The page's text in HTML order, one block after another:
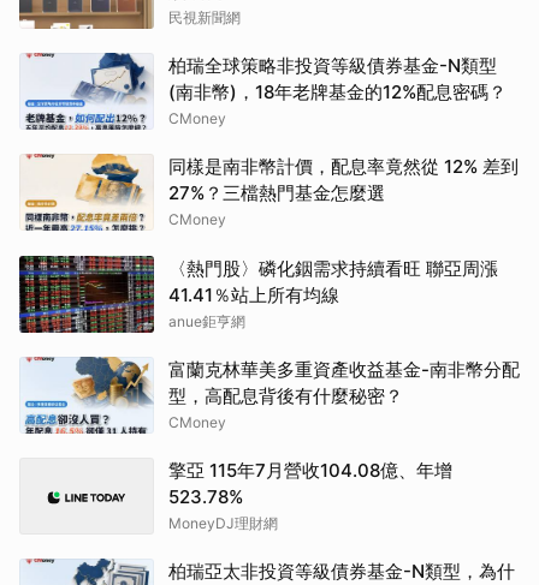
民視新聞網
柏瑞全球策略非投資等級債券基金-N類型
(南非幣)，18年老牌基金的12%配息密碼？
CMoney
同樣是南非幣計價，配息率竟然從 12% 差到
27%？三檔熱門基金怎麼選
CMoney
〈熱門股〉磷化銦需求持續看旺 聯亞周漲
41.41％站上所有均線
anue鉅亨網
富蘭克林華美多重資產收益基金-南非幣分配
型，高配息背後有什麼秘密？
CMoney
擎亞 115年7月營收104.08億、年增
523.78%
MoneyDJ理財網
柏瑞亞太非投資等級債券基金-N類型，為什